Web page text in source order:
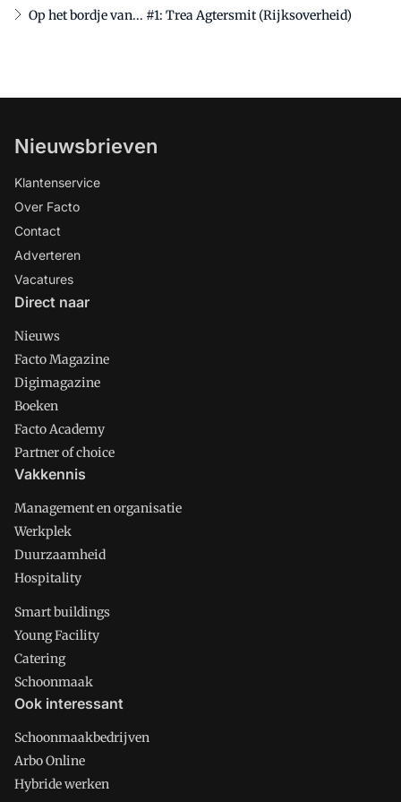
Op het bordje van... #1: Trea Agtersmit (Rijksoverheid)
Nieuwsbrieven
Klantenservice
Over Facto
Contact
Adverteren
Vacatures
Direct naar
Nieuws
Facto Magazine
Digimagazine
Boeken
Facto Academy
Partner of choice
Vakkennis
Management en organisatie
Werkplek
Duurzaamheid
Hospitality
Smart buildings
Young Facility
Catering
Schoonmaak
Ook interessant
Schoonmaakbedrijven
Arbo Online
Hybride werken